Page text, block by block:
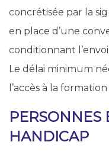
concrétisée par la
en place d’une
conditionnant
Le délai minimum
l’accès à la
PERSONNES
HANDICAP